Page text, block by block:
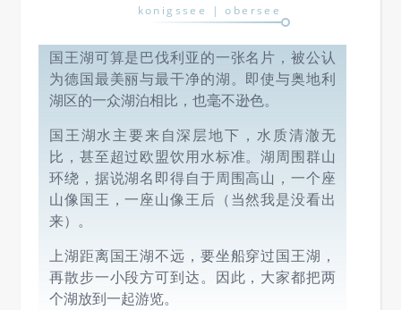
konigssee | obersee
国王湖可算是巴伐利亚的一张名片，被公认
为德国最美丽与最干净的湖。即使与奥地利
湖区的一众湖泊相比，也毫不逊色。
国王湖水主要来自深层地下， 水质清澈无
比，甚至超过欧盟饮用水标准。湖周围群山
环绕，据说湖名即得自于周围高山，一个座
山像国王，一座山像王后（当然我是没看出
来）。
上湖距离国王湖不远，要坐船穿过国王湖，
再散步一小段方可到达。因此，大家都把两
个湖放到一起游览。